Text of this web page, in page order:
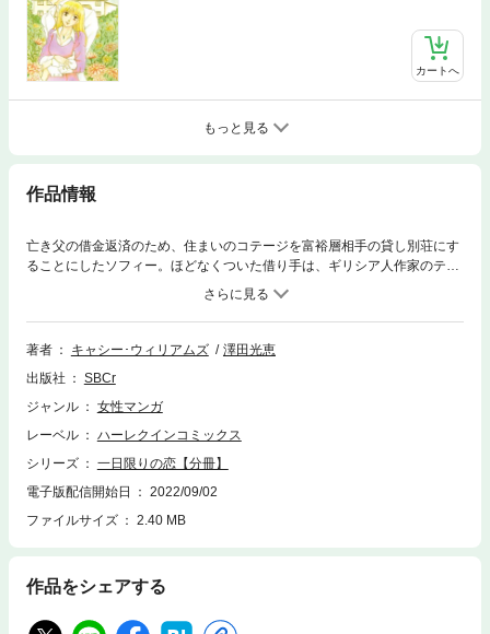
カートへ
もっと見る
作品情報
亡き父の借金返済のため、住まいのコテージを富裕層相手の貸し別荘にす
ることにしたソフィー。ほどなくついた借り手は、ギリシア人作家のテ
オ。傲慢な態度にはあきれたが、彼の精悍でセクシーな風貌にソフィーの
心はざわめいた。一方テオも、うぶなソフィーに興味を覚えていた。この
田舎町に滞在する２か月だけの情事も悪くない。秘書が気をきかせて僕の
身分を偽ってくれたおかげで、誰もが名前を知る実業家だと知られずに休
著者 キャシー･ウィリアムズ
澤田光恵
出版社
SBCr
ジャンル
女性マンガ
レーベル
ハーレクインコミックス
シリーズ
一日限りの恋【分冊】
電子版配信開始日
2022/09/02
ファイルサイズ
2.40 MB
作品をシェアする